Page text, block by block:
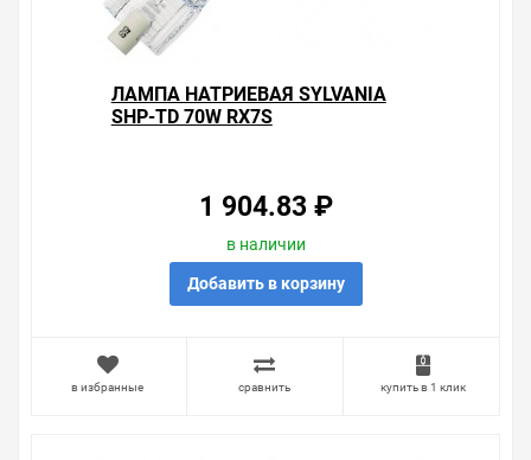
ЛАМПА НАТРИЕВАЯ SYLVANIA
SHP-TD 70W RX7S
1 904.83 ₽
в наличии
Добавить в корзину
в избранные сравнить купить в 1 клик